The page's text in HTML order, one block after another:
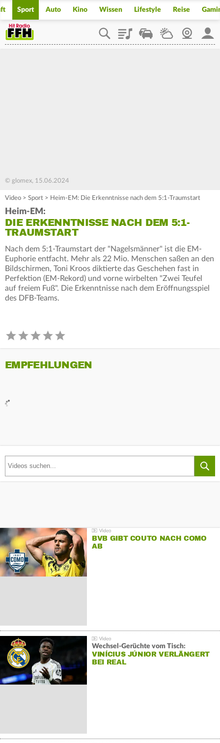
Sport Auto Kino Wissen Lifestyle Reise
PlaylistStaupilotWetterWebcam
© glomex, 15.06.2024
Video > Sport > Heim-EM: Die Erkenntnisse nach dem 5:1-Traumstart
Heim-EM:
DIE ERKENNTNISSE NACH DEM 5:1-
TRAUMSTART
Nach dem 5:1-Traumstart der "Nagelsmänner" ist die EM-
Euphorie entfacht. Mehr als 22 Mio. Menschen saßen an den
Bildschirmen, Toni Kroos diktierte das Geschehen fast in
Perfektion (EM-Rekord) und vorne wirbelten "Zwei Teufel
auf freiem Fuß". Die Erkenntnisse nach dem Eröffnungsspiel
des DFB-Teams.
EMPFEHLUNGEN
BVB GIBT COUTO NACH COMO
AB
Wechsel-Gerüchte vom Tisch:
VINÍCIUS JÚNIOR VERLÄNGERT
BEI REAL